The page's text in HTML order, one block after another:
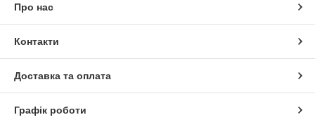
Про нас
Контакти
Доставка та оплата
Графік роботи